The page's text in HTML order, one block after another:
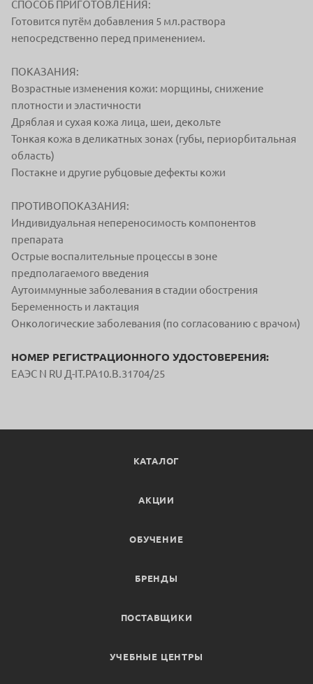
СПОСОБ ПРИГОТОВЛЕНИЯ:
Готовится путём добавления 5 мл.раствора
непосредственно перед применением.
ПОКАЗАНИЯ:
Возрастные изменения кожи: морщины, снижение
плотности и эластичности
Дряблая и сухая кожа лица, шеи, декольте
Тонкая кожа в деликатных зонах (губы, периорбитальная
область)
Постакне и другие рубцовые дефекты кожи
ПРОТИВОПОКАЗАНИЯ:
Индивидуальная непереносимость компонентов
препарата
Острые воспалительные процессы в зоне
предполагаемого введения
Аутоиммунные заболевания в стадии обострения
Беременность и лактация
Онкологические заболевания (по согласованию с врачом)
НОМЕР РЕГИСТРАЦИОННОГО УДОСТОВЕРЕНИЯ:
ЕАЭС N RU Д-IT.РА10.В.31704/25
КАТАЛОГ
АКЦИИ
ОБУЧЕНИЕ
БРЕНДЫ
ПОСТАВЩИКИ
УЧЕБНЫЕ ЦЕНТРЫ